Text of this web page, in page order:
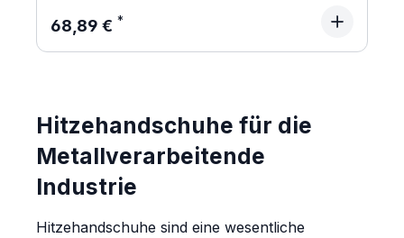
Regulärer Preis:
68,89 €
Hitzehandschuhe für die
Metallverarbeitende
Industrie
Hitzehandschuhe sind eine wesentliche